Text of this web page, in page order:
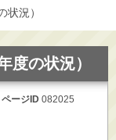
状況）
度の状況）
ページID 082025